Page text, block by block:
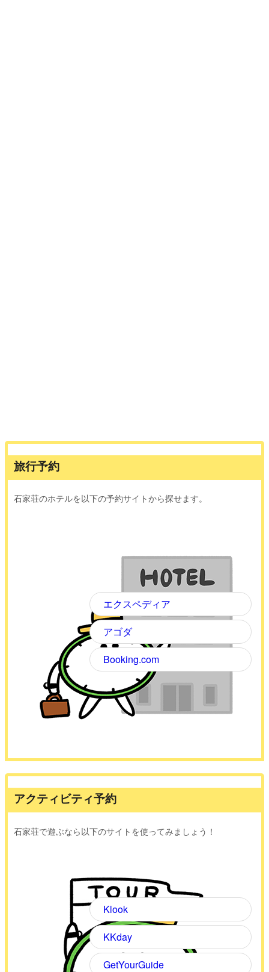
旅行予約
石家荘のホテルを以下の予約サイトから探せます。
エクスペディア
アゴダ
Booking.com
アクティビティ予約
石家荘で遊ぶなら以下のサイトを使ってみましょう！
Klook
KKday
GetYourGuide